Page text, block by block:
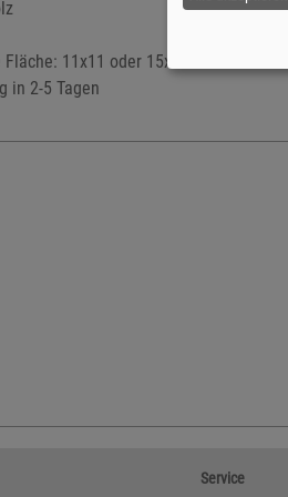
11x11 oder 15x15 cm
in 2-5 Tagen
Service